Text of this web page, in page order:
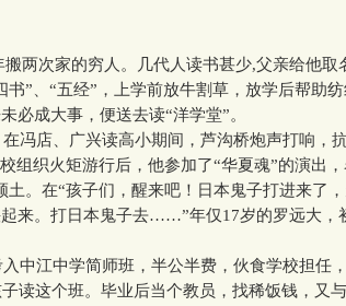
次家的穷人。几代人读书甚少,父亲给他取
”、“五经”，上学前放牛割草，放学后帮助
必成大事，便送去读“洋学堂”。
店、广兴读高小期间，芦沟桥炮声打响，抗
组织火矩游行后，他参加了“华夏魂”的演出，
土。在“孩子们，醒来吧！日本鬼子打进来了
来。打日本鬼子去……”年仅17岁的罗远大，
江中学简师班，半公半费，伙食学校担任，
读这个班。毕业后当个教员，找稀饭钱，又